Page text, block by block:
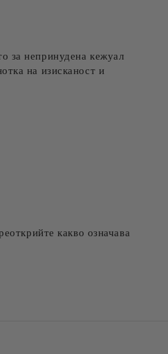
за непринудена кежуал
на изисканост и
какво означава